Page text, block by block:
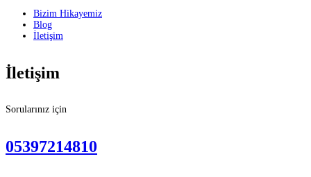
Bizim Hikayemiz
Blog
İletişim
İletişim
Sorularınız için
05397214810